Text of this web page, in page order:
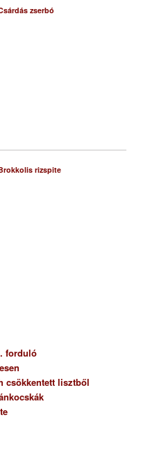
zserbó
rizspite
forduló
csökkentett lisztből